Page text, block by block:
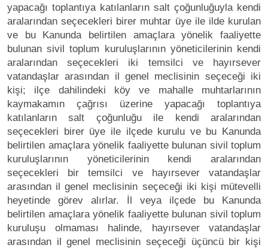
yapacağı toplantıya katılanların salt çoğunluğuyla kendi
aralarından seçecekleri birer muhtar üye ile ilde kurulan
ve bu Kanunda belirtilen amaçlara yönelik faaliyette
bulunan sivil toplum kuruluşlarının yöneticilerinin kendi
aralarından seçecekleri iki temsilci ve hayırsever
vatandaşlar arasından il genel meclisinin seçeceği iki
kişi; ilçe dahilindeki köy ve mahalle muhtarlarının
kaymakamın çağrısı üzerine yapacağı toplantıya
katılanların salt çoğunluğu ile kendi aralarından
seçecekleri birer üye ile ilçede kurulu ve bu Kanunda
belirtilen amaçlara yönelik faaliyette bulunan sivil toplum
kuruluşlarının yöneticilerinin kendi aralarından
seçecekleri bir temsilci ve hayırsever vatandaşlar
arasından il genel meclisinin seçeceği iki kişi mütevelli
heyetinde görev alırlar. İl veya ilçede bu Kanunda
belirtilen amaçlara yönelik faaliyette bulunan sivil toplum
kuruluşu olmaması halinde, hayırsever vatandaşlar
arasından il genel meclisinin seçeceği üçüncü bir kişi